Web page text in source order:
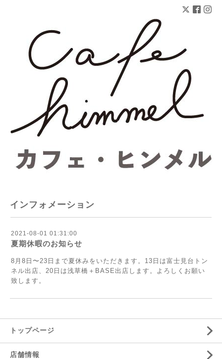
インフォメーション
2021-08-01 01:31:00
夏期休暇のお知らせ
8月8日〜23日まで夏休みをいただきます。13日は富士見台トン
ネル出店、20日は浅草橋＋BASE出店します。よろしくお願い
致します。
トップページ
店舗情報